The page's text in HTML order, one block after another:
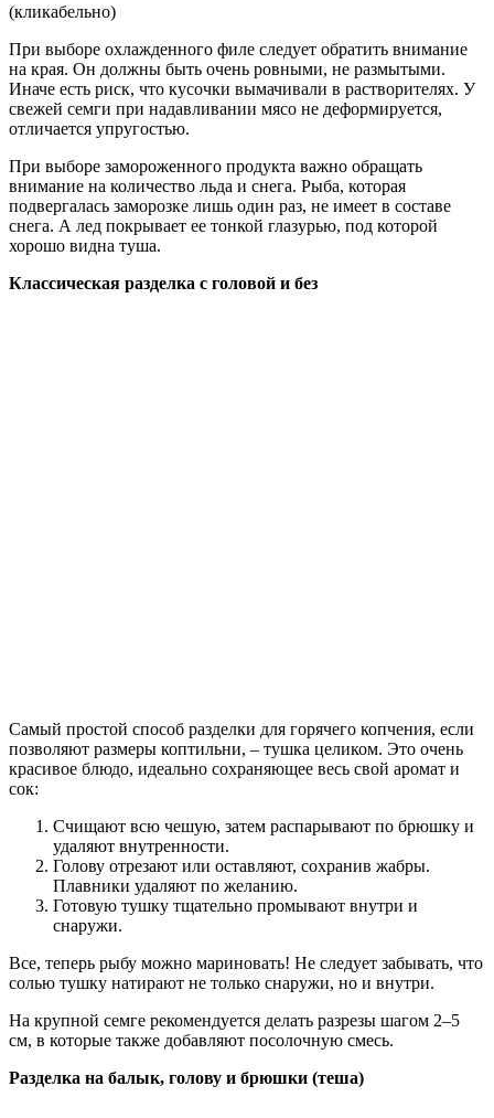
(кликабельно)
При выборе охлажденного филе следует обратить внимание
на края. Он должны быть очень ровными, не размытыми.
Иначе есть риск, что кусочки вымачивали в растворителях. У
свежей семги при надавливании мясо не деформируется,
отличается упругостью.
При выборе замороженного продукта важно обращать
внимание на количество льда и снега. Рыба, которая
подвергалась заморозке лишь один раз, не имеет в составе
снега. А лед покрывает ее тонкой глазурью, под которой
хорошо видна туша.
Классическая разделка с головой и без
Самый простой способ разделки для горячего копчения, если
позволяют размеры коптильни, – тушка целиком. Это очень
красивое блюдо, идеально сохраняющее весь свой аромат и
сок:
Счищают всю чешую, затем распарывают по брюшку и
удаляют внутренности.
Голову отрезают или оставляют, сохранив жабры.
Плавники удаляют по желанию.
Готовую тушку тщательно промывают внутри и
снаружи.
Все, теперь рыбу можно мариновать! Не следует забывать, что
солью тушку натирают не только снаружи, но и внутри.
На крупной семге рекомендуется делать разрезы шагом 2–5
см, в которые также добавляют посолочную смесь.
Разделка на балык, голову и брюшки (теша)